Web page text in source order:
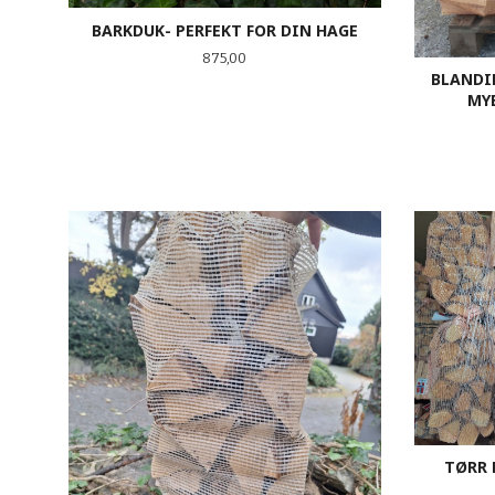
BARKDUK- PERFEKT FOR DIN HAGE
Pris
875,00
KJØP
TØRR